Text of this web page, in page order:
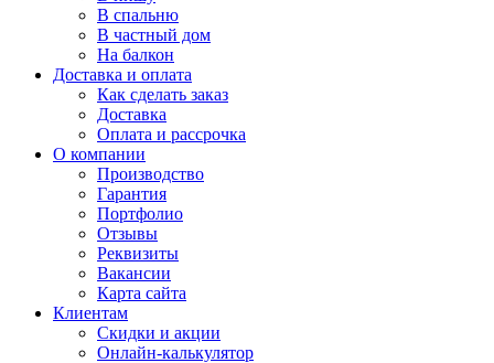
В спальню
В частный дом
На балкон
Доставка и оплата
Как сделать заказ
Доставка
Оплата и рассрочка
О компании
Производство
Гарантия
Портфолио
Отзывы
Реквизиты
Вакансии
Карта сайта
Клиентам
Скидки и акции
Онлайн-калькулятор